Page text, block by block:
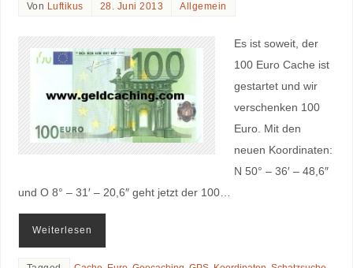
Von Luftikus 28. Juni 2013 Allgemein
Es ist soweit, der
100 Euro Cache ist
gestartet und wir
verschenken 100
Euro. Mit den
neuen Koordinaten:
N 50° – 36′ – 48,6″
und O 8° – 31′ – 20,6″ geht jetzt der 100…
Weiterlesen